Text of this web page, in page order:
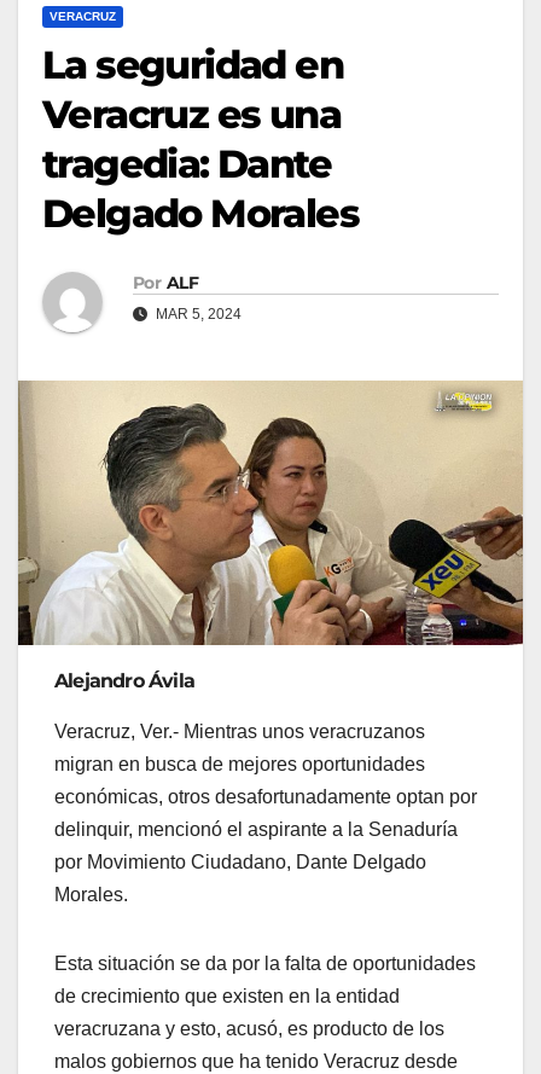
VERACRUZ
La seguridad en
Veracruz es una
tragedia: Dante
Delgado Morales
Por ALF
MAR 5, 2024
Alejandro Ávila
Veracruz, Ver.- Mientras unos veracruzanos
migran en busca de mejores oportunidades
económicas, otros desafortunadamente optan por
delinquir, mencionó el aspirante a la Senaduría
por Movimiento Ciudadano, Dante Delgado
Morales.
Esta situación se da por la falta de oportunidades
de crecimiento que existen en la entidad
veracruzana y esto, acusó, es producto de los
malos gobiernos que ha tenido Veracruz desde